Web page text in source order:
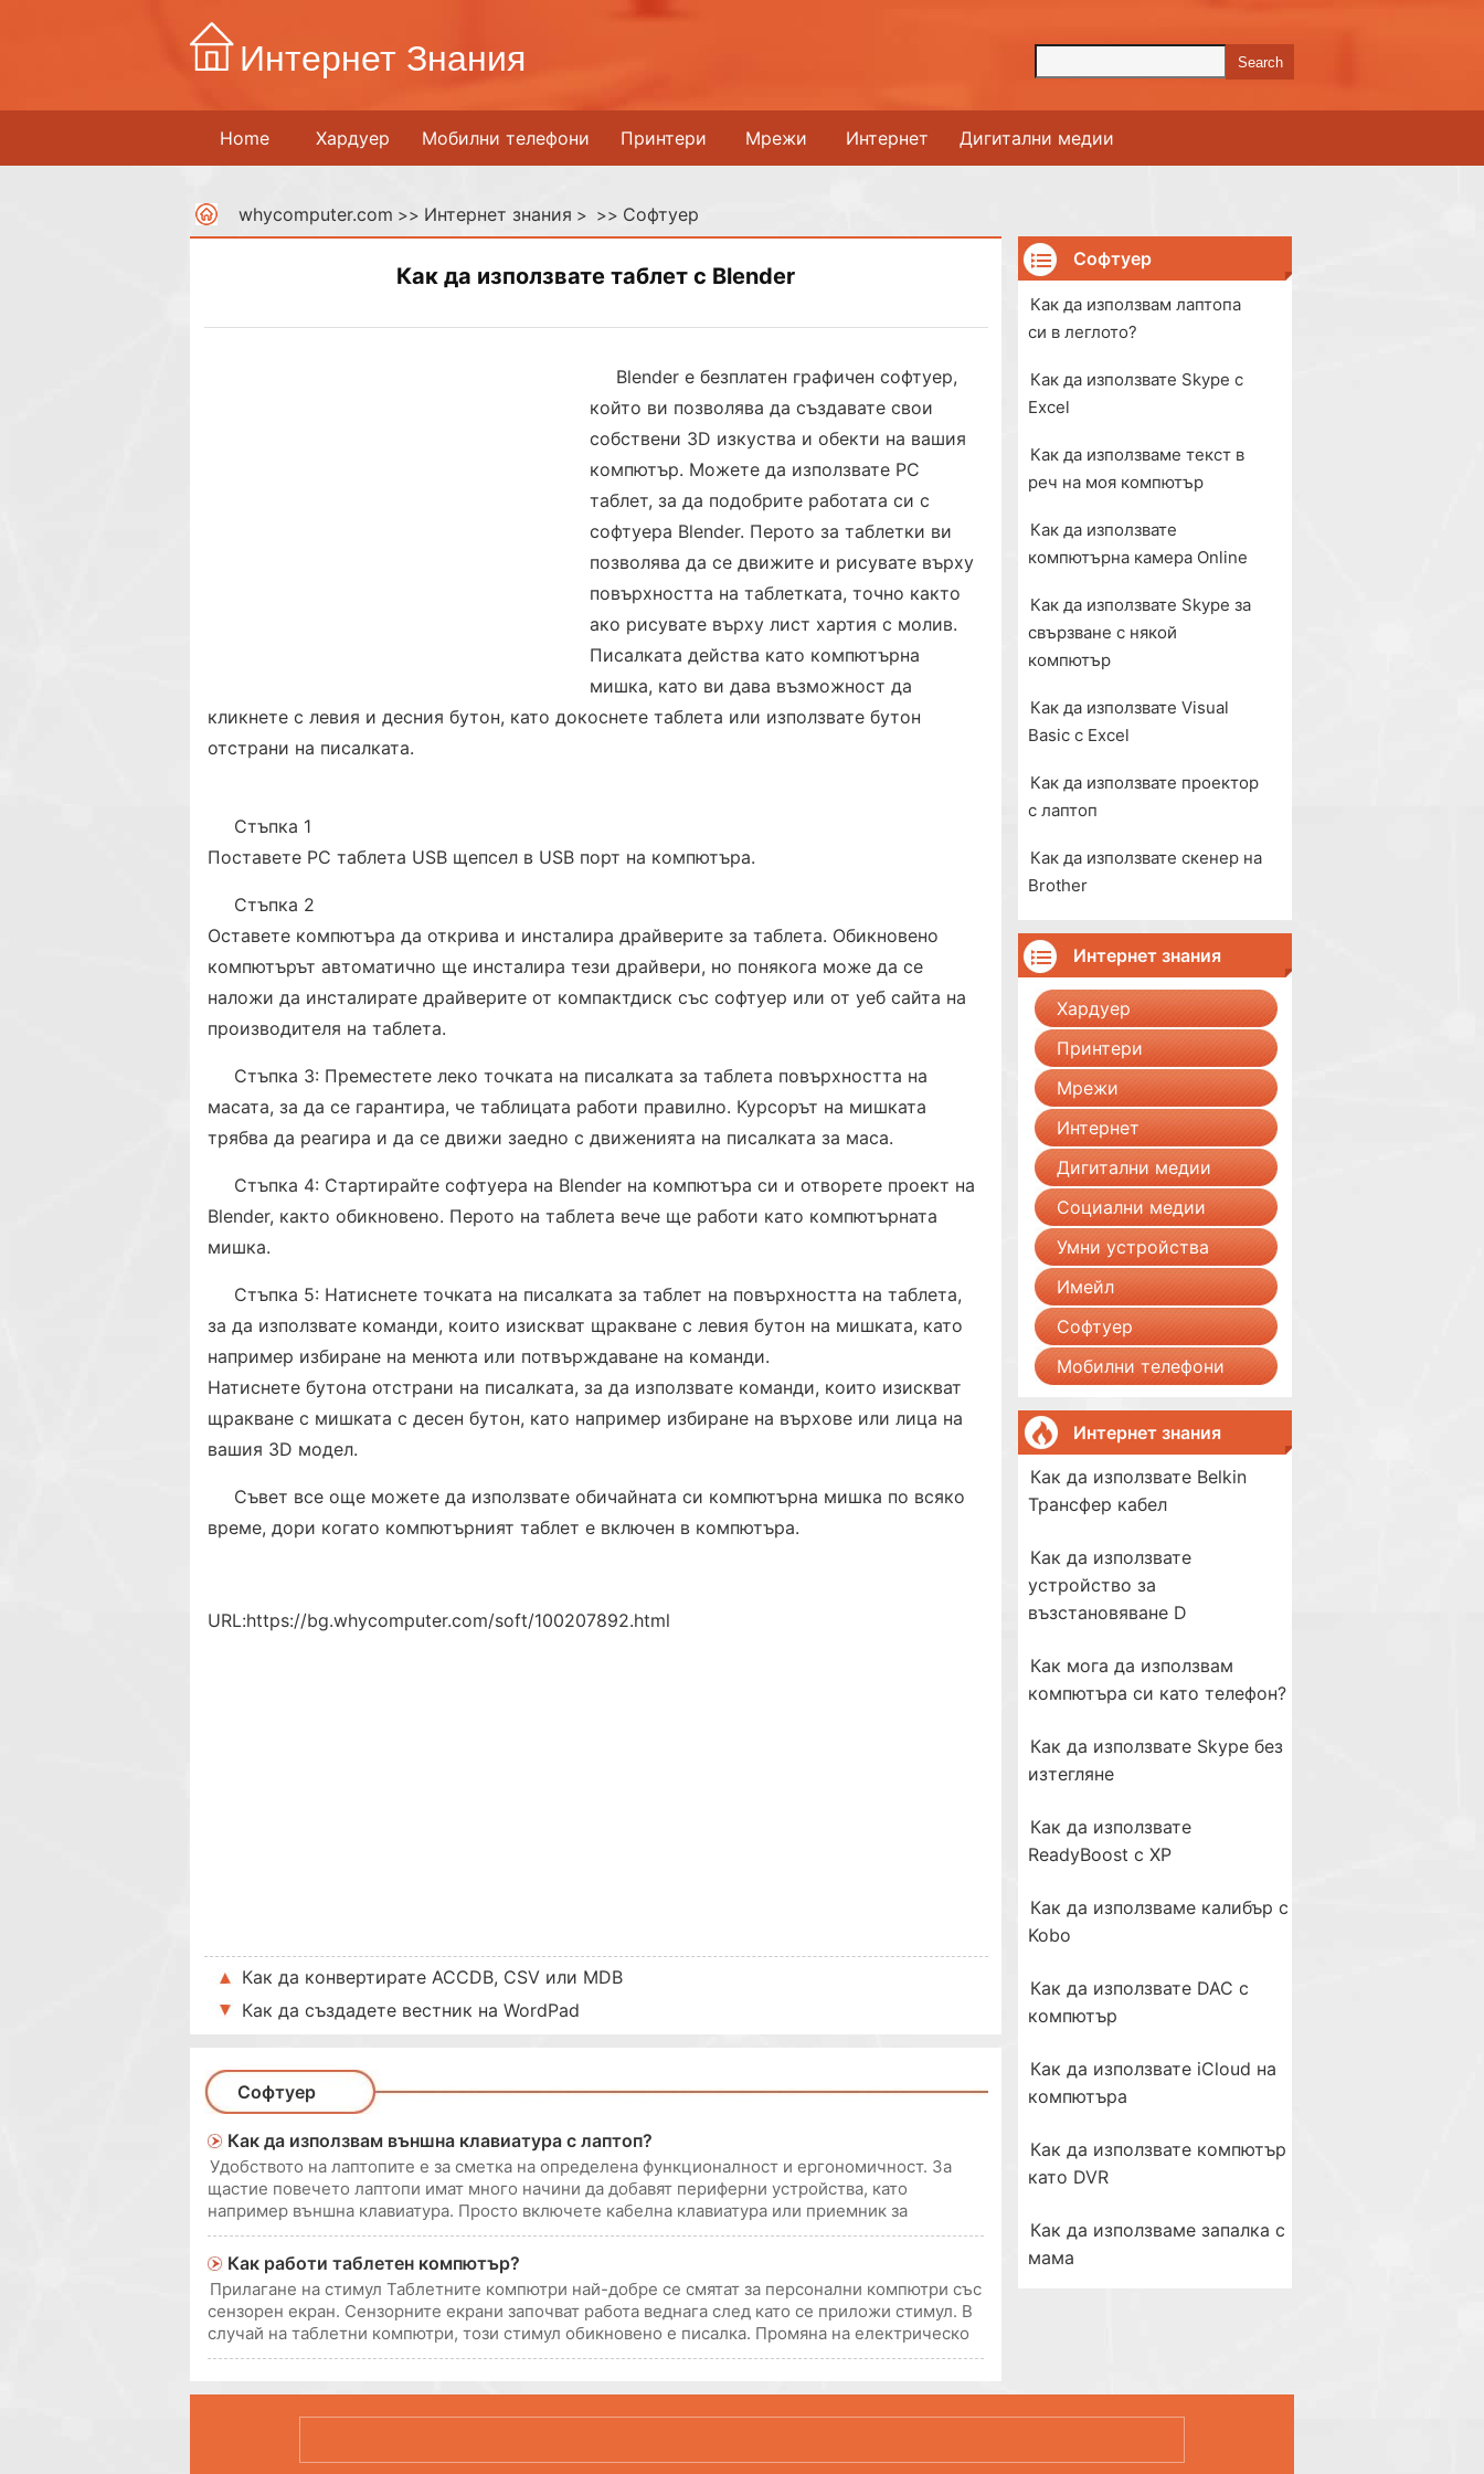
Интернет Знания
Home Хардуер Мобилни телефони Принтери Мрежи Интернет Дигитални медии
whycomputer.com >> Интернет знания > >> Софтуер
Как да използвате таблет с Blender
Blender е безплатен графичен софтуер,
който ви позволява да създавате свои
собствени 3D изкуства и обекти на вашия
компютър. Можете да използвате PC
таблет, за да подобрите работата си с
софтуера Blender. Перото за таблетки ви
позволява да се движите и рисувате върху
повърхността на таблетката, точно както
ако рисувате върху лист хартия с молив.
Писалката действа като компютърна
мишка, като ви дава възможност да
кликнете с левия и десния бутон, като докоснете таблета или използвате бутон
отстрани на писалката.
Стъпка 1
Поставете PC таблета USB щепсел в USB порт на компютъра.
Стъпка 2
Оставете компютъра да открива и инсталира драйверите за таблета. Обикновено
компютърът автоматично ще инсталира тези драйвери, но понякога може да се
наложи да инсталирате драйверите от компактдиск със софтуер или от уеб сайта на
производителя на таблета.
Стъпка 3: Преместете леко точката на писалката за таблета повърхността на
масата, за да се гарантира, че таблицата работи правилно. Курсорът на мишката
трябва да реагира и да се движи заедно с движенията на писалката за маса.
Стъпка 4: Стартирайте софтуера на Blender на компютъра си и отворете проект на
Blender, както обикновено. Перото на таблета вече ще работи като компютърната
мишка.
Стъпка 5: Натиснете точката на писалката за таблет на повърхността на таблета,
за да използвате команди, които изискват щракване с левия бутон на мишката, като
например избиране на менюта или потвърждаване на команди.
Натиснете бутона отстрани на писалката, за да използвате команди, които изискват
щракване с мишката с десен бутон, като например избиране на върхове или лица на
вашия 3D модел.
Съвет все още можете да използвате обичайната си компютърна мишка по всяко
време, дори когато компютърният таблет е включен в компютъра.
URL:https://bg.whycomputer.com/soft/100207892.html
Как да конвертирате ACCDB, CSV или MDB
Как да създадете вестник на WordPad
Софтуер
Как да използвам външна клавиатура с лаптоп?
Удобството на лаптопите е за сметка на определена функционалност и ергономичност. За
щастие повечето лаптопи имат много начини да добавят периферни устройства, като
например външна клавиатура. Просто включете кабелна клавиатура или приемник за
безжична клавиатура в USB порт, а Windows автоматично ин
Как работи таблетен компютър?
Прилагане на стимул Таблетните компютри най-добре се смятат за персонални компютри със
сензорен екран. Сензорните екрани започват работа веднага след като се приложи стимул. В
случай на таблетни компютри, този стимул обикновено е писалка. Промяна на електрическо
поле Проводими и резистивни метал
Софтуер
Как да използвам лаптопа
си в леглото?
Как да използвате Skype с
Excel
Как да използваме текст в
реч на моя компютър
Как да използвате
компютърна камера Online
Как да използвате Skype за
свързване с някой
компютър
Как да използвате Visual
Basic с Excel
Как да използвате проектор
с лаптоп
Как да използвате скенер на
Brother
Интернет знания
Хардуер
Принтери
Мрежи
Интернет
Дигитални медии
Социални медии
Умни устройства
Имейл
Софтуер
Мобилни телефони
Интернет знания
Как да използвате Belkin
Трансфер кабел
Как да използвате
устройство за
възстановяване D
Как мога да използвам
компютъра си като телефон?
Как да използвате Skype без
изтегляне
Как да използвате
ReadyBoost с XP
Как да използваме калибър с
Kobo
Как да използвате DAC с
компютър
Как да използвате iCloud на
компютъра
Как да използвате компютър
като DVR
Как да използваме запалка с
мама